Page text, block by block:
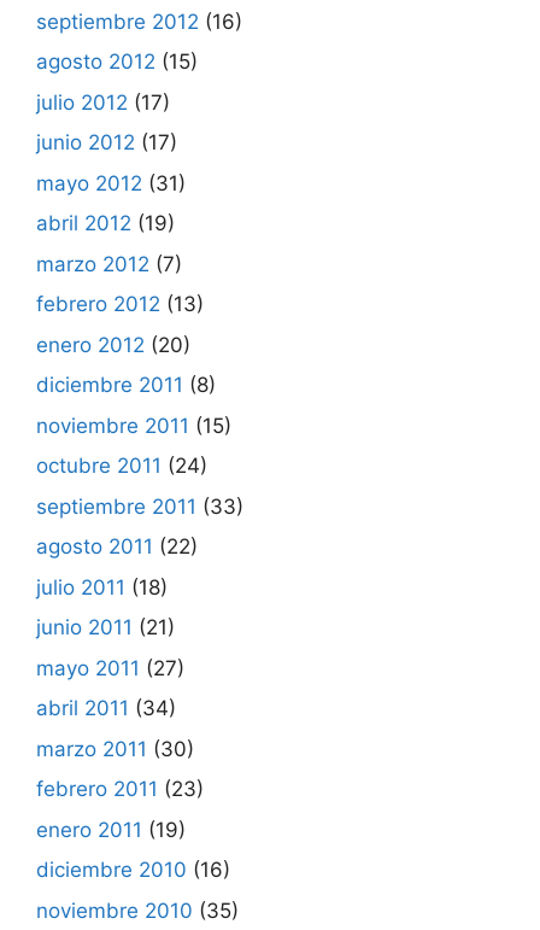
septiembre 2012 (16)
agosto 2012 (15)
julio 2012 (17)
junio 2012 (17)
mayo 2012 (31)
abril 2012 (19)
marzo 2012 (7)
febrero 2012 (13)
enero 2012 (20)
diciembre 2011 (8)
noviembre 2011 (15)
octubre 2011 (24)
septiembre 2011 (33)
agosto 2011 (22)
julio 2011 (18)
junio 2011 (21)
mayo 2011 (27)
abril 2011 (34)
marzo 2011 (30)
febrero 2011 (23)
enero 2011 (19)
diciembre 2010 (16)
noviembre 2010 (35)